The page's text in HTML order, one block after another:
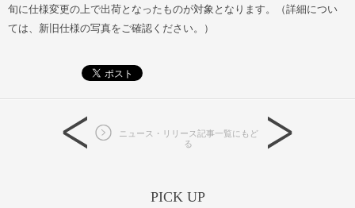
旬に仕様変更の上で出荷となったものが対象となります。（詳細につい
ては、新旧仕様の写真をご確認ください。）
ニュース・リリース記事一覧にもど
る
PICK UP